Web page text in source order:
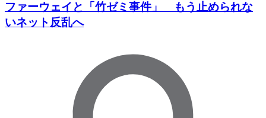
ファーウェイと「竹ゼミ事件」 もう止められな
いネット反乱へ